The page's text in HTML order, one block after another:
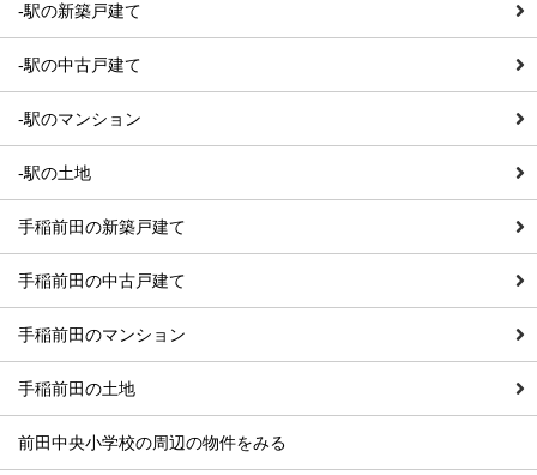
-駅の新築戸建て
-駅の中古戸建て
-駅のマンション
-駅の土地
手稲前田の新築戸建て
手稲前田の中古戸建て
手稲前田のマンション
手稲前田の土地
前田中央小学校の周辺の物件をみる